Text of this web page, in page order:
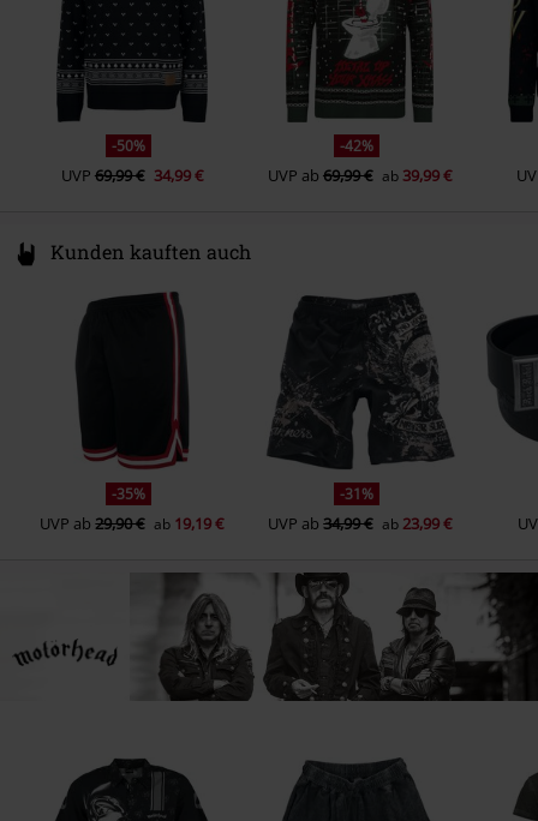
-50%
UVP 69,99 € 34,99 €
-42%
UVP ab 69,99 € ab39,99 €
Kunden kauften auch
-35%
UVP ab29,90 € ab 19,19 €
-31%
UVP ab34,99 € ab 23,99 €